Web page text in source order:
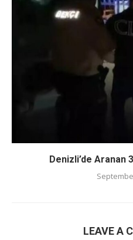
Denizli’de Aranan
LEAVE A